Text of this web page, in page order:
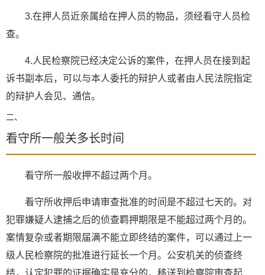
3.在押人员近亲属给在押人员的物品，须经看守人员检
查。
4.人民检察院已经决定公诉的案件，在押人员在接到起
诉书副本后，可以与本人委托的辩护人或者由人民法院指定
的辩护人会见、通信。
二、
看守所一般关多长时间
看守所一般收押不超过两个月。
看守所收押后申请审查批准的时间是不超过七天的。对
犯罪嫌疑人逮捕之后的侦查羁押期限是不能超过两个月的。
案情复杂或者期限届满不能立即终结的案件，可以通过上一
级人民检察院的批准进行延长一个月。公安机关的侦查终
结，认定犯罪的证据确实是充分的，移送到检察院审查起